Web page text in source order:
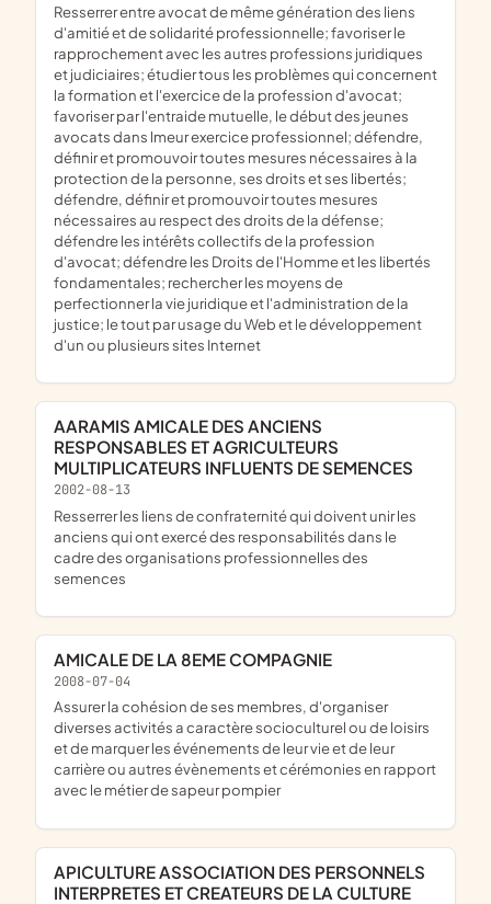
resserrer entre avocat de même génération des liens
d'amitié et de solidarité professionnelle; favoriser le
rapprochement avec les autres professions juridiques
et judiciaires; étudier tous les problèmes qui concernent
la formation et l'exercice de la profession d'avocat;
favoriser par l'entraide mutuelle, le début des jeunes
avocats dans lmeur exercice professionnel; défendre,
définir et promouvoir toutes mesures nécessaires à la
protection de la personne, ses droits et ses libertés;
défendre, définir et promouvoir toutes mesures
nécessaires au respect des droits de la défense;
défendre les intérêts collectifs de la profession
d'avocat; défendre les Droits de l'Homme et les libertés
fondamentales; rechercher les moyens de
perfectionner la vie juridique et l'administration de la
justice; le tout par usage du Web et le développement
d'un ou plusieurs sites Internet
AARAMIS AMICALE DES ANCIENS
RESPONSABLES ET AGRICULTEURS
MULTIPLICATEURS INFLUENTS DE SEMENCES
2002-08-13
resserrer les liens de confraternité qui doivent unir les
anciens qui ont exercé des responsabilités dans le
cadre des organisations professionnelles des
semences
AMICALE DE LA 8EME COMPAGNIE
2008-07-04
assurer la cohésion de ses membres, d'organiser
diverses activités a caractère socioculturel ou de loisirs
et de marquer les événements de leur vie et de leur
carrière ou autres évènements et cérémonies en rapport
avec le métier de sapeur pompier
APICULTURE ASSOCIATION DES PERSONNELS
INTERPRETES ET CREATEURS DE LA CULTURE